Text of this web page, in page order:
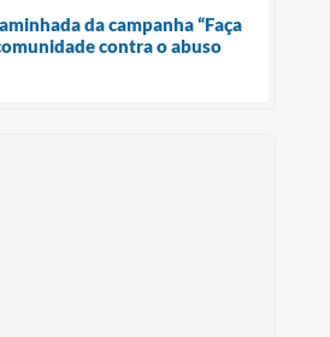
da campanha “Faça
contra o abuso